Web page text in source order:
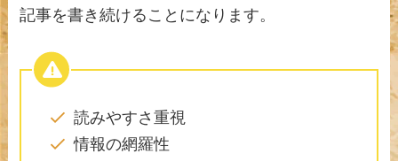
記事を書き続けることになります。
読みやすさ重視
情報の網羅性